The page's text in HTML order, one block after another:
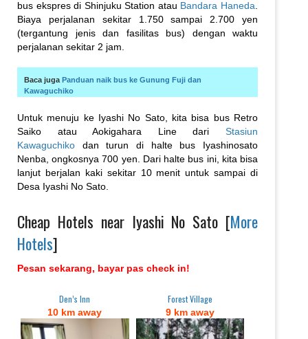
bus ekspres di Shinjuku Station atau Bandara Haneda
Biaya perjalanan sekitar 1.750 sampai 2.700 yen
(tergantung jenis dan fasilitas bus) dengan waktu
perjalanan sekitar 2 jam.
Baca juga Panduan naik bus ke Gunung Fuji dan
Kawaguchiko
Untuk menuju ke Iyashi No Sato, kita bisa bus Retro
Saiko atau Aokigahara Line dari Stasiun
Kawaguchiko dan turun di halte bus Iyashinosato
Nenba, ongkosnya 700 yen. Dari halte bus ini, kita bisa
lanjut berjalan kaki sekitar 10 menit untuk sampai di
Desa Iyashi No Sato.
Cheap Hotels near Iyashi No Sato [More
Hotels]
Pesan sekarang, bayar pas check in!
Den’s Inn
10 km away
Forest Village
9 km away